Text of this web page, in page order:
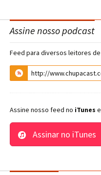
Assine nosso podcast
Feed para diversos leitores de
Assine nosso feed no iTunes e
Assinar no iTunes